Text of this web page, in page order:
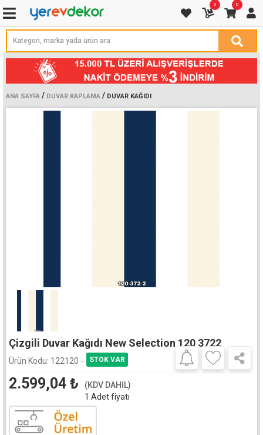
0 0
ANA SAYFA / DUVAR KAPLAMA / DUVAR KAĞIDI
Çizgili Duvar Kağıdı New Selection 120 3722
Ürün Kodu: 122120 -
2.599,04 ₺
(KDV DAHİL)
1 Adet fiyatı